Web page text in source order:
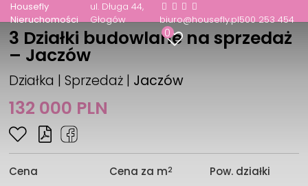
Housefly
Nieruchomości
ul. Długa 44
Głogów
biuro@housefly.pl500 253 454
0
3 Działki budowlane na sprzedaż
– Jaczów
Działka | Sprzedaż | Jaczów
132 000 PLN
Cena Cena za m2 Pow. działki